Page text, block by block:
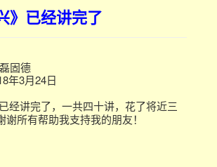
》已经讲完了
固德
年3月24日
经讲完了，一共四十讲，花了将近三
所有帮助我支持我的朋友！